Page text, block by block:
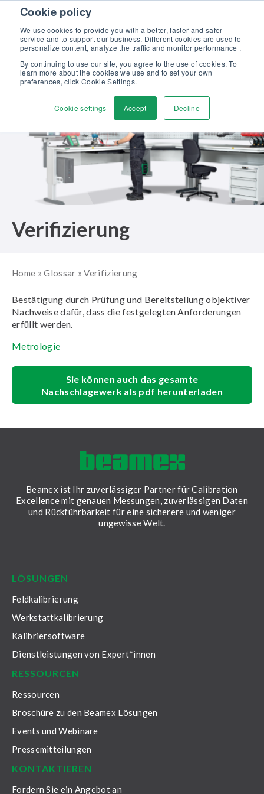
Cookie policy
We use cookies to provide you with a better, faster and safer
service and to support our business. Different cookies are used to
personalize content, analyze the traffic and monitor performance .
By continuing to use our site, you agree to the use of cookies. To
learn more about the cookies we use and to set your own
preferences, click Cookie Settings.
Cookie settings Accept Decline
Skip to content
Kalibriergrundlagen Druck (eBook) – jetzt kostenlos herunterladen!
Kontaktieren
Verifizierung
Home »Glossar »Verifizierung
Bestätigung durch Prüfung und Bereitstellung objektiver
Nachweise dafür, dass die festgelegten Anforderungen
erfüllt werden.
Metrologie
Sie können auch das gesamte
Nachschlagewerk als pdf herunterladen
Beamex ist Ihr zuverlässiger Partner für Calibration
Excellence mit genauen Messungen, zuverlässigen Daten
und Rückführbarkeit für eine sicherere und weniger
ungewisse Welt.
LÖSUNGEN
Feldkalibrierung
Werkstattkalibrierung
Kalibriersoftware
Dienstleistungen von Expert*innen
RESSOURCEN
Ressourcen
Broschüre zu den Beamex Lösungen
Events und Webinare
Pressemitteilungen
KONTAKTIEREN
Fordern Sie ein Angebot an